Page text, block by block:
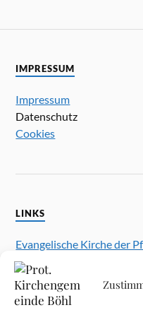
IMPRESSUM
Impressum
Datenschutz
Cookies
LINKS
Evangelische Kirche der
Prot. Kirchengemeinde
Prot. Kirchengemeinde
Prot. Kirchengemeinde